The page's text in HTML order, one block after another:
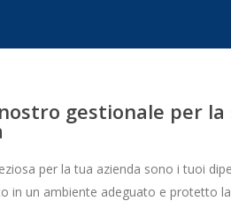
gestionale per la
per la tua azienda sono i tuoi
in un ambiente adeguato e protetto